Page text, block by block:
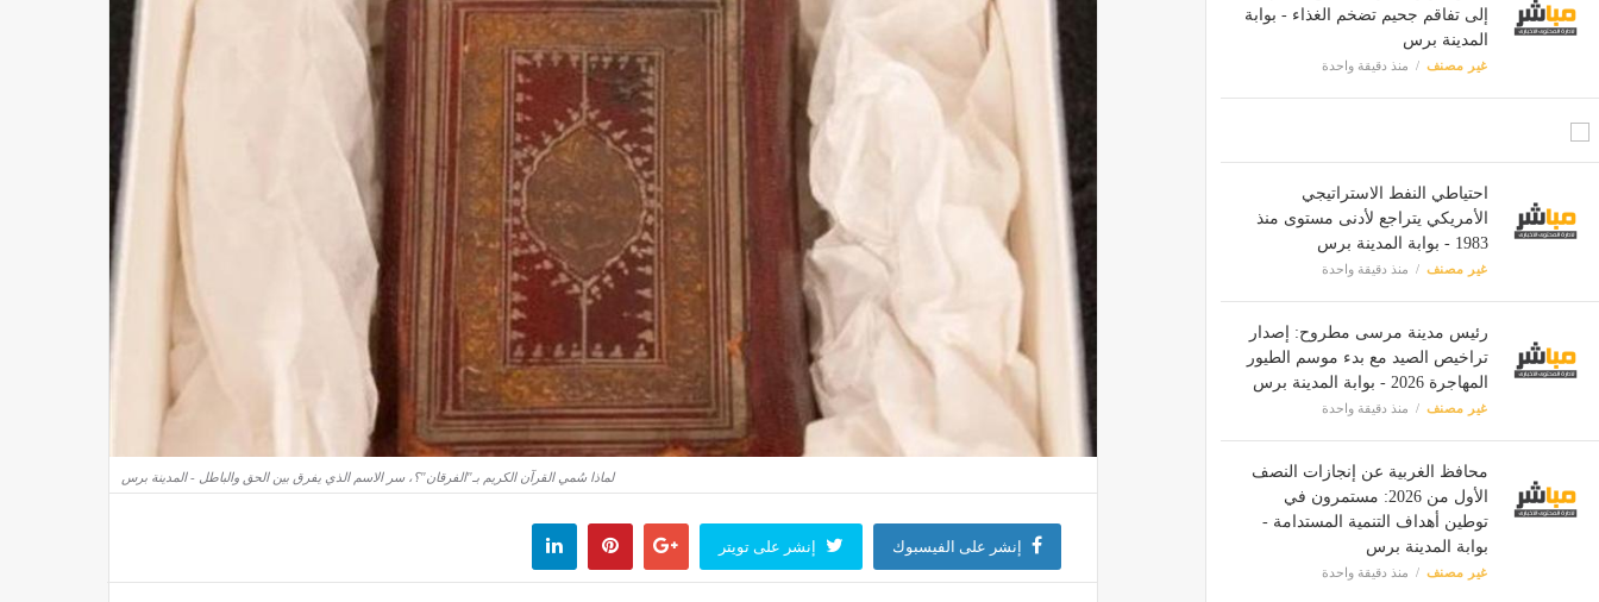
إلى تفاقم جحيم تضخم الغذاء - بوابة
المدينة برس
غير مصنف منذ دقيقة واحدة
احتياطي النفط الاستراتيجي
الأمريكي يتراجع لأدنى مستوى منذ
1983 - بوابة المدينة برس
غير مصنف منذ دقيقة واحدة
رئيس مدينة مرسى مطروح: إصدار
تراخيص الصيد مع بدء موسم الطيور
المهاجرة 2026 - بوابة المدينة برس
غير مصنف منذ دقيقة واحدة
محافظ الغربية عن إنجازات النصف
الأول من 2026: مستمرون في
توطين أهداف التنمية المستدامة -
بوابة المدينة برس
غير مصنف منذ دقيقة واحدة
لماذا سُمي القرآن الكريم بـ"الفرقان"؟، سر الاسم الذي يفرق بين الحق والباطل - المدينة برس
إنشر على الفيسبوك إنشر على تويتر